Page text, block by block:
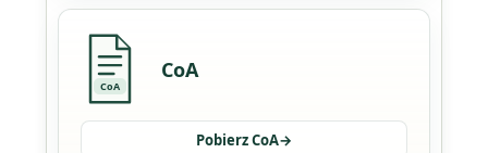
CoA
CoA
Pobierz CoA→